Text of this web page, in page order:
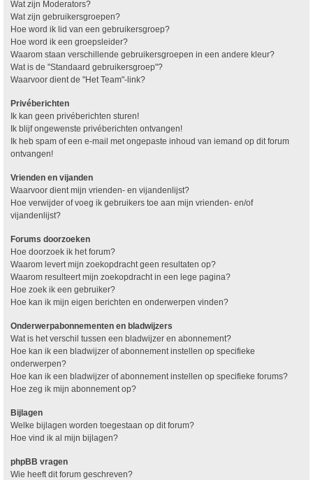
Wat zijn Moderators?
Wat zijn gebruikersgroepen?
Hoe word ik lid van een gebruikersgroep?
Hoe word ik een groepsleider?
Waarom staan verschillende gebruikersgroepen in een andere kleur?
Wat is de "Standaard gebruikersgroep"?
Waarvoor dient de "Het Team"-link?
Privéberichten
Ik kan geen privéberichten sturen!
Ik blijf ongewenste privéberichten ontvangen!
Ik heb spam of een e-mail met ongepaste inhoud van iemand op dit forum
ontvangen!
Vrienden en vijanden
Waarvoor dient mijn vrienden- en vijandenlijst?
Hoe verwijder of voeg ik gebruikers toe aan mijn vrienden- en/of
vijandenlijst?
Forums doorzoeken
Hoe doorzoek ik het forum?
Waarom levert mijn zoekopdracht geen resultaten op?
Waarom resulteert mijn zoekopdracht in een lege pagina?
Hoe zoek ik een gebruiker?
Hoe kan ik mijn eigen berichten en onderwerpen vinden?
Onderwerpabonnementen en bladwijzers
Wat is het verschil tussen een bladwijzer en abonnement?
Hoe kan ik een bladwijzer of abonnement instellen op specifieke
onderwerpen?
Hoe kan ik een bladwijzer of abonnement instellen op specifieke forums?
Hoe zeg ik mijn abonnement op?
Bijlagen
Welke bijlagen worden toegestaan op dit forum?
Hoe vind ik al mijn bijlagen?
phpBB vragen
Wie heeft dit forum geschreven?